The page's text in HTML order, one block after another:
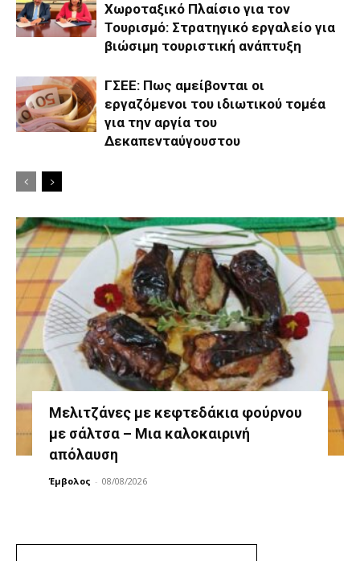
Χωροταξικό Πλαίσιο για τον
Τουρισμό: Στρατηγικό εργαλείο για
βιώσιμη τουριστική ανάπτυξη
ΓΣΕΕ: Πως αμείβονται οι
εργαζόμενοι του ιδιωτικού τομέα
για την αργία του
Δεκαπενταύγουστου
Μελιτζάνες με κεφτεδάκια φούρνου
με σάλτσα – Μια καλοκαιρινή
απόλαυση
Έμβολος - 08/08/2026